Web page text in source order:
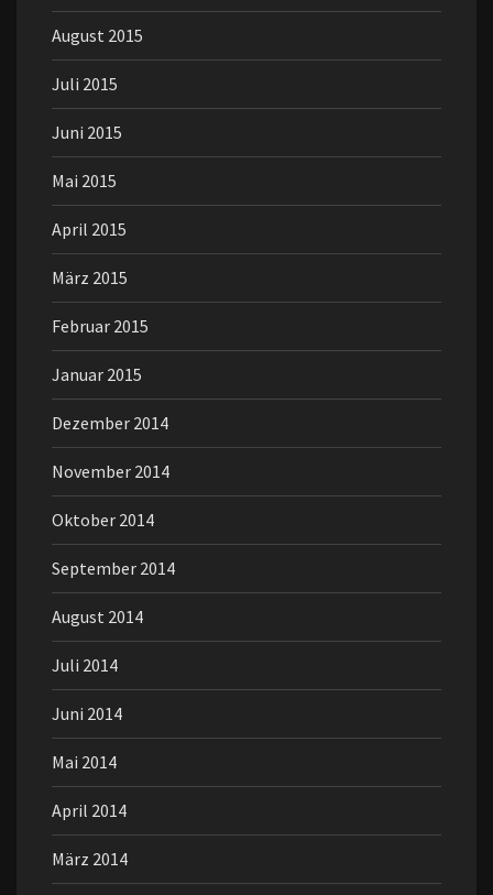
August 2015
Juli 2015
Juni 2015
Mai 2015
April 2015
März 2015
Februar 2015
Januar 2015
Dezember 2014
November 2014
Oktober 2014
September 2014
August 2014
Juli 2014
Juni 2014
Mai 2014
April 2014
März 2014